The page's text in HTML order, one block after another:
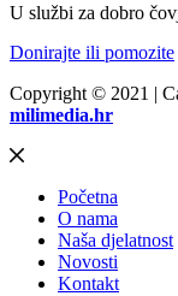
U službi za dobro
Donirajte ili pomozite
Copyright © 2021 |
milimedia.hr
Početna
O nama
Naša djelatnost
Novosti
Kontakt